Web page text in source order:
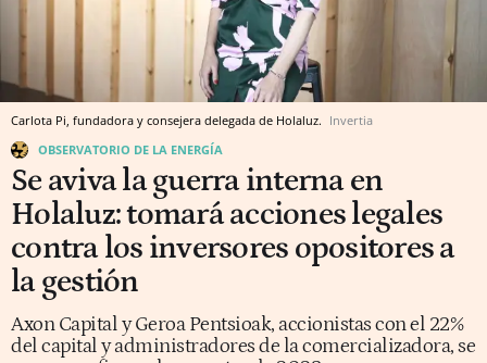
Carlota Pi, fundadora y consejera delegada de Holaluz. Invertia
OBSERVATORIO DE LA ENERGÍA
Se aviva la guerra interna en
Holaluz: tomará acciones legales
contra los inversores opositores a
la gestión
Axon Capital y Geroa Pentsioak, accionistas con el 22%
del capital y administradores de la comercializadora, se